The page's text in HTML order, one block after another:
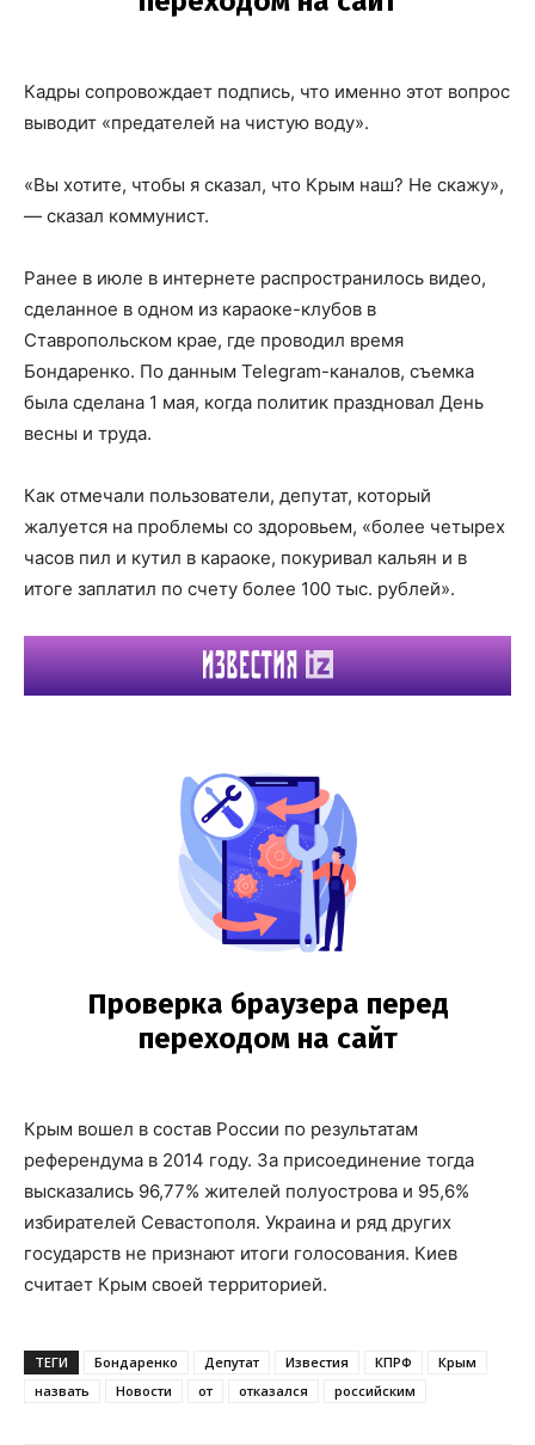
Кадры сопровождает подпись, что именно этот вопрос
выводит «предателей на чистую воду».
«Вы хотите, чтобы я сказал, что Крым наш? Не скажу»,
— сказал коммунист.
Ранее в июле в интернете распространилось видео,
сделанное в одном из караоке-клубов в
Ставропольском крае, где проводил время
Бондаренко. По данным Telegram-каналов, съемка
была сделана 1 мая, когда политик праздновал День
весны и труда.
Как отмечали пользователи, депутат, который
жалуется на проблемы со здоровьем, «более четырех
часов пил и кутил в караоке, покуривал кальян и в
итоге заплатил по счету более 100 тыс. рублей».
Крым вошел в состав России по результатам
референдума в 2014 году. За присоединение тогда
высказались 96,77% жителей полуострова и 95,6%
избирателей Севастополя. Украина и ряд других
государств не признают итоги голосования. Киев
считает Крым своей территорией.
ТЕГИ Бондаренко Депутат Известия КПРФ
Крым
назвать
Новости от отказался российским